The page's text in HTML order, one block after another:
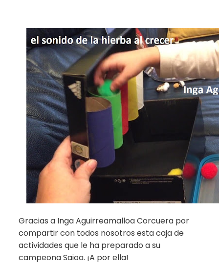
Gracias a Inga Aguirreamalloa Corcuera por
compartir con todos nosotros esta caja de
actividades que le ha preparado a su
campeona Saioa. ¡A por ella!